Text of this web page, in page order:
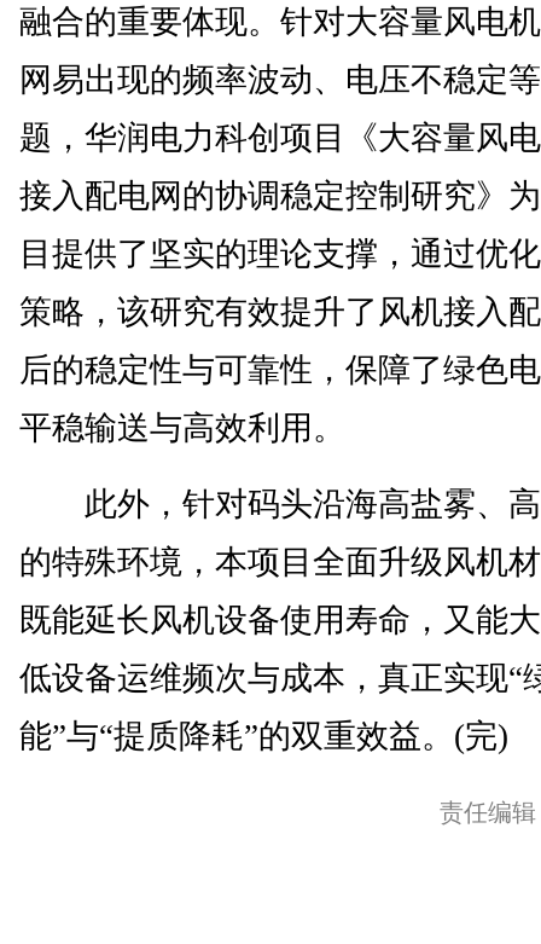
融合的重要体现。针对大容量风电
网易出现的频率波动、电压不稳定
题，华润电力科创项目《大容量风
接入配电网的协调稳定控制研究》
目提供了坚实的理论支撑，通过优
策略，该研究有效提升了风机接入
后的稳定性与可靠性，保障了绿色
平稳输送与高效利用。
此外，针对码头沿海高盐雾、
的特殊环境，本项目全面升级风机
既能延长风机设备使用寿命，又能
低设备运维频次与成本，真正实现“
能”与“提质降耗”的双重效益。(完)
责任编